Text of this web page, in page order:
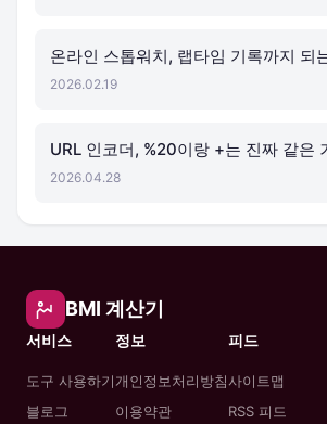
온라인 스톱워치, 랩타임 기록까지 되
2026.02.19
URL 인코더, %20이랑 +는 진짜 같은
2026.04.28
BMI 계산기
서비스
도구 사용하기
블로그
정보
개인정보처리방침
이용약관
피드
사이트맵
RSS 피드